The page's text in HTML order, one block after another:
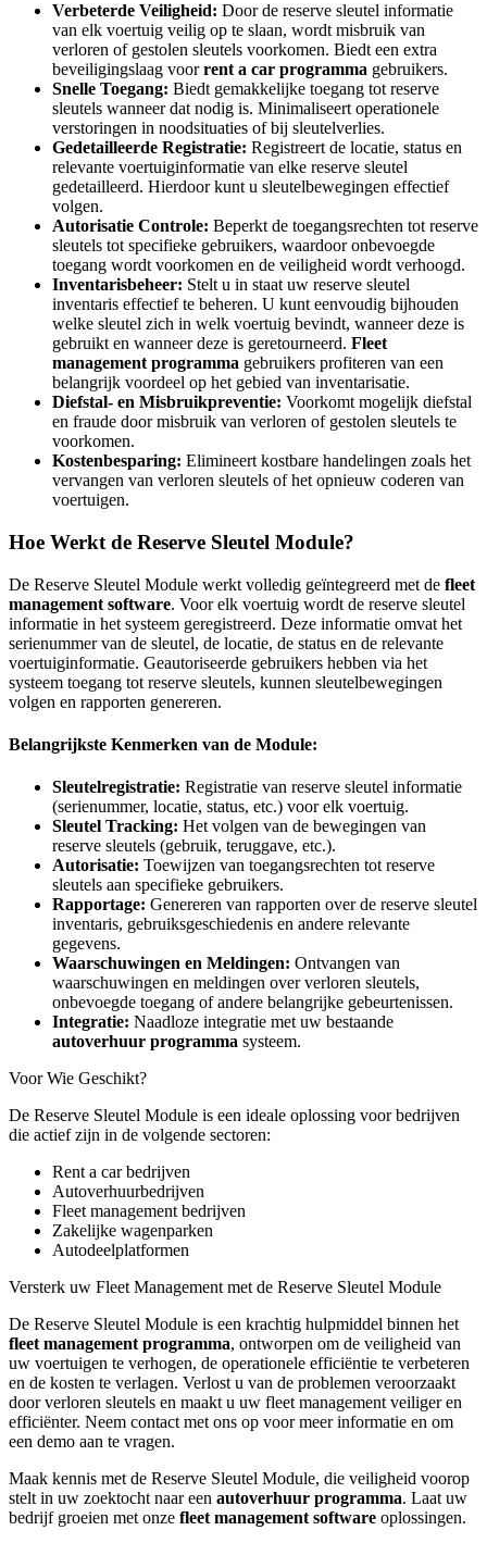
Verbeterde Veiligheid: Door de reserve sleutel informatie
van elk voertuig veilig op te slaan, wordt misbruik van
verloren of gestolen sleutels voorkomen. Biedt een extra
beveiligingslaag voorrent a car programma gebruikers.
Snelle Toegang: Biedt gemakkelijke toegang tot reserve
sleutels wanneer dat nodig is. Minimaliseert operationele
verstoringen in noodsituaties of bij sleutelverlies.
Gedetailleerde Registratie: Registreert de locatie, status en
relevante voertuiginformatie van elke reserve sleutel
gedetailleerd. Hierdoor kunt u sleutelbewegingen effectief
volgen.
Autorisatie Controle: Beperkt de toegangsrechten tot reserve
sleutels tot specifieke gebruikers, waardoor onbevoegde
toegang wordt voorkomen en de veiligheid wordt verhoogd.
Inventarisbeheer: Stelt u in staat uw reserve sleutel
inventaris effectief te beheren. U kunt eenvoudig bijhouden
welke sleutel zich in welk voertuig bevindt, wanneer deze is
gebruikt en wanneer deze is geretourneerd. Fleet
management programma gebruikers profiteren van een
belangrijk voordeel op het gebied van inventarisatie.
Diefstal- en Misbruikpreventie: Voorkomt mogelijk diefstal
en fraude door misbruik van verloren of gestolen sleutels te
voorkomen.
Kostenbesparing: Elimineert kostbare handelingen zoals het
vervangen van verloren sleutels of het opnieuw coderen van
voertuigen.
Hoe Werkt de Reserve Sleutel Module?
De Reserve Sleutel Module werkt volledig geïntegreerd met de fleet
management software. Voor elk voertuig wordt de reserve sleutel
informatie in het systeem geregistreerd. Deze informatie omvat het
serienummer van de sleutel, de locatie, de status en de relevante
voertuiginformatie. Geautoriseerde gebruikers hebben via het
systeem toegang tot reserve sleutels, kunnen sleutelbewegingen
volgen en rapporten genereren.
Belangrijkste Kenmerken van de Module:
Sleutelregistratie: Registratie van reserve sleutel informatie
(serienummer, locatie, status, etc.) voor elk voertuig.
Sleutel Tracking: Het volgen van de bewegingen van
reserve sleutels (gebruik, teruggave, etc.).
Autorisatie: Toewijzen van toegangsrechten tot reserve
sleutels aan specifieke gebruikers.
Rapportage: Genereren van rapporten over de reserve sleutel
inventaris, gebruiksgeschiedenis en andere relevante
gegevens.
Waarschuwingen en Meldingen: Ontvangen van
waarschuwingen en meldingen over verloren sleutels,
onbevoegde toegang of andere belangrijke gebeurtenissen.
Integratie: Naadloze integratie met uw bestaande
autoverhuur programma systeem.
Voor Wie Geschikt?
De Reserve Sleutel Module is een ideale oplossing voor bedrijven
die actief zijn in de volgende sectoren:
Rent a car bedrijven
Autoverhuurbedrijven
Fleet management bedrijven
Zakelijke wagenparken
Autodeelplatformen
Versterk uw Fleet Management met de Reserve Sleutel Module
De Reserve Sleutel Module is een krachtig hulpmiddel binnen het
fleet management programma, ontworpen om de veiligheid van
uw voertuigen te verhogen, de operationele efficiëntie te verbeteren
en de kosten te verlagen. Verlost u van de problemen veroorzaakt
door verloren sleutels en maakt u uw fleet management veiliger en
efficiënter. Neem contact met ons op voor meer informatie en om
een demo aan te vragen.
Maak kennis met de Reserve Sleutel Module, die veiligheid voorop
stelt in uw zoektocht naar een autoverhuur programma. Laat uw
bedrijf groeien met onze fleet management software oplossingen.